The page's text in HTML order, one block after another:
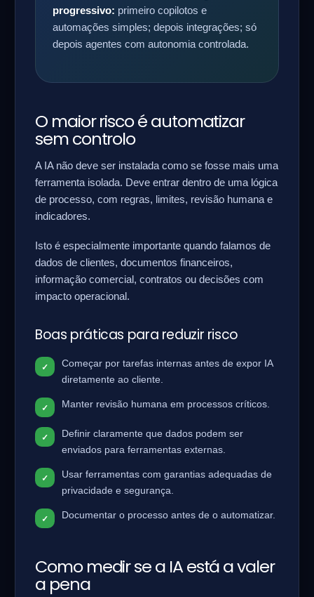
progressivo: primeiro copilotos e
automações simples; depois integrações; só
depois agentes com autonomia controlada.
O maior risco é automatizar
sem controlo
A IA não deve ser instalada como se fosse mais uma
ferramenta isolada. Deve entrar dentro de uma lógica
de processo, com regras, limites, revisão humana e
indicadores.
Isto é especialmente importante quando falamos de
dados de clientes, documentos financeiros,
informação comercial, contratos ou decisões com
impacto operacional.
Boas práticas para reduzir risco
Começar por tarefas internas antes de expor IA
diretamente ao cliente.
Manter revisão humana em processos críticos.
Definir claramente que dados podem ser
enviados para ferramentas externas.
Usar ferramentas com garantias adequadas de
privacidade e segurança.
Documentar o processo antes de o automatizar.
Como medir se a IA está a valer
a pena